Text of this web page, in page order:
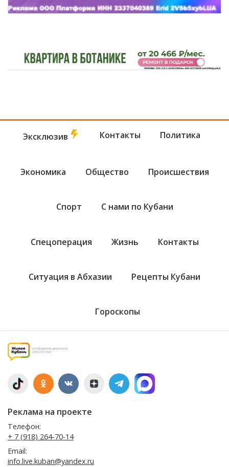
Эксклюзив Контакты Политика
Экономика Общество Происшествия
Спорт С нами по Кубани
Спецоперация Жизнь Контакты
Ситуация в Абхазии Рецепты Кубани
Гороскопы
Реклама на проекте
Телефон:
+ 7 (918) 264-70-14
Email:
info.live.kuban@yandex.ru